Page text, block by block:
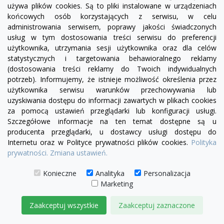
visibility
Sofa modułowa Serena bez boku |element prosty
SL5/SP5
2 515,00 zł
DODAJ DO KOSZYKA
używa plików cookies. Są to pliki instalowane w urządzeniach
końcowych osób korzystających z serwisu, w celu
administrowania serwisem, poprawy jakości świadczonych
usług w tym dostosowania treści serwisu do preferencji
użytkownika, utrzymania sesji użytkownika oraz dla celów
statystycznych i targetowania behawioralnego reklamy
(dostosowania treści reklamy do Twoich indywidualnych
potrzeb). Informujemy, że istnieje możliwość określenia przez
użytkownika serwisu warunków przechowywania lub
uzyskiwania dostępu do informacji zawartych w plikach cookies
za pomocą ustawień przeglądarki lub konfiguracji usługi.
Szczegółowe informacje na ten temat dostępne są u
producenta przeglądarki, u dostawcy usługi dostępu do
Internetu oraz w Polityce prywatności plików cookies. Polityka
prywatności. Zmiana ustawień.
Konieczne Analityka
Personalizacja
Marketing
Zaakceptuj wszystkie Zaakceptuj zaznaczone